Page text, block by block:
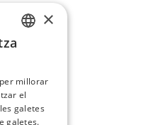
×
millorar
el
galetes
galetes.